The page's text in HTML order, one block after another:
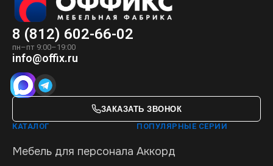
8 (812) 602-66-02
пн–пт 9:00–19:00
info@offix.ru
ЗАКАЗАТЬ ЗВОНОК
КАТАЛОГ
Мебель для персонала
ПОПУЛЯРНЫЕ СЕРИИ
Аккорд